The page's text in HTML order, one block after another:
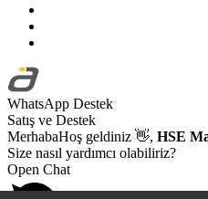
WhatsApp Destek
Satış ve Destek
MerhabaHoş geldiniz 👋, HSE
Size nasıl yardımcı olabiliriz?
Open Chat